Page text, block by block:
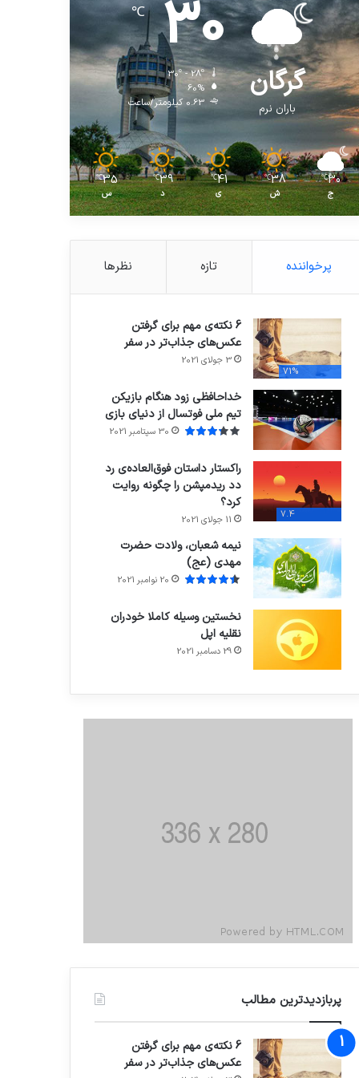
گرگان
باران نرم
30
℃
30º - 28º
60%
0.63 کیلومتر/ساعت
30
℃
ج
38
℃
ش
41
℃
ی
39
℃
د
35
℃
س
پرخواننده تازه نظرها
71%
6 نکته‌ی مهم برای گرفتن
عکس‌های جذاب‌تر در سفر
3 جولای 2021
خداحافظی زود هنگام بازیکن
تیم ملی فوتسال از دنیای بازی
30 سپتامبر 2021
7.4
راکستار داستان فوق‌العاده‌ی رد
دد ریدمپشن را چگونه روایت
کرد؟
11 جولای 2021
نیمه شعبان، ولادت حضرت
مهدی (عج)
20 نوامبر 2021
نخستین وسیله کاملا خودران
نقلیه اپل
29 دسامبر 2021
پربازدیدترین مطالب
6 نکته‌ی مهم برای گرفتن
عکس‌های جذاب‌تر در سفر